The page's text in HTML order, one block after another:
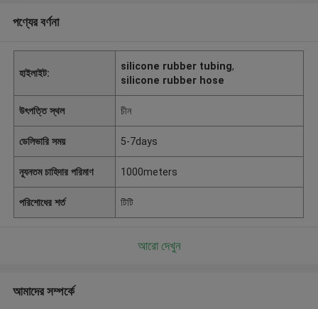
পণ্যের বর্ণনা
হাইলাইট:
silicone rubber tubing,
silicone rubber hose
উৎপত্তি স্থল চীন
ডেলিভারি সময় 5-7days
ন্যূনতম চাহিদার পরিমাণ 1000meters
পরিশোধের শর্ত টিটি
আরো দেখুন
আমাদের সম্পর্কে